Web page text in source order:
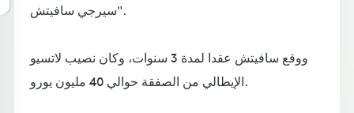
سيرجي سافيتش".
ووقع سافيتش عقدا لمدة 3 سنوات، وكان نصيب لاتسيو
الإيطالي من الصفقة حوالي 40 مليون يورو.